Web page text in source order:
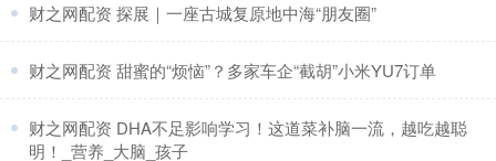
​财之网配资 探展｜一座古城复原地中海“朋友圈”
​财之网配资 甜蜜的“烦恼”？多家车企“截胡”小米YU7订单
​财之网配资 DHA不足影响学习！这道菜补脑一流，越吃越聪
明！_营养_大脑_孩子